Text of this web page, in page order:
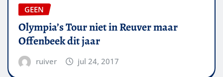
GEEN
Olympia’s Tour niet in Reuver maar
Offenbeek dit jaar
ruiver jul 24, 2017